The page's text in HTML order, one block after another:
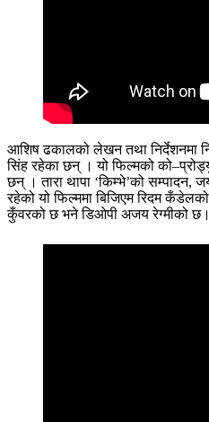
आशिष ढकालको लेखन तथा निर्देशनमा
सिंह रहेका छन् । यो फिल्मको
छन् । तारा थापा ‘किम्भे’को सम्पादन,
रहेको यो फिल्ममा बिजिएम रिदम
कुँवरको छ भने डिओपी अजय रेग्मीको छ।